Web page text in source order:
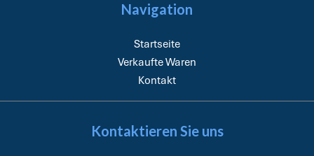
Navigation
Startseite
Verkaufte Waren
Kontakt
Kontaktieren Sie uns